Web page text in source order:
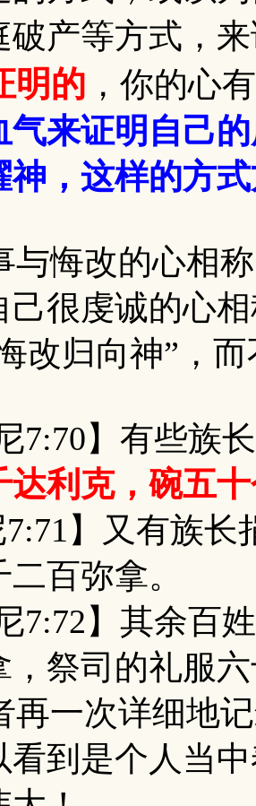
破产等方式，
明的 ，你的心
气来证明自己
神，这样的方
改的心相称
己很虔诚的心
改归向神”，
】有些族长
达利克，碗五
】又有族长
百弥拿。
】其余百姓
，祭司的礼服
次详细地记
看到是个人当